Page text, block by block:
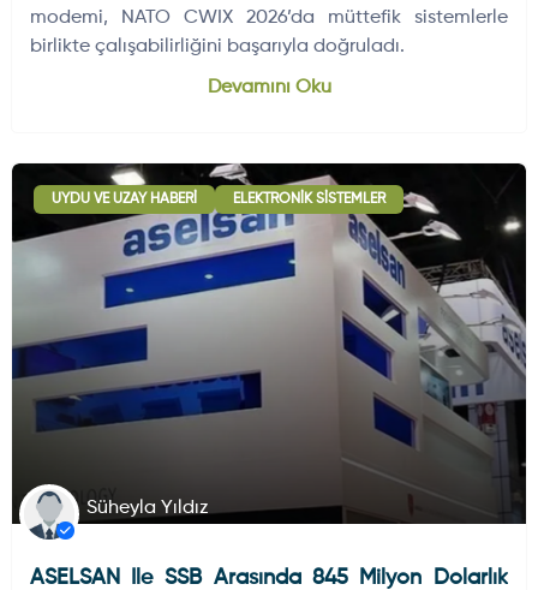
modemi, NATO CWIX 2026’da müttefik sistemlerle
birlikte çalışabilirliğini başarıyla doğruladı.
Devamını Oku
UYDU VE UZAY HABERI ELEKTRONIK SISTEMLER
Süheyla Yıldız
ASELSAN Ile SSB Arasında 845 Milyon Dolarlık
Dünyadan Gelişmeler